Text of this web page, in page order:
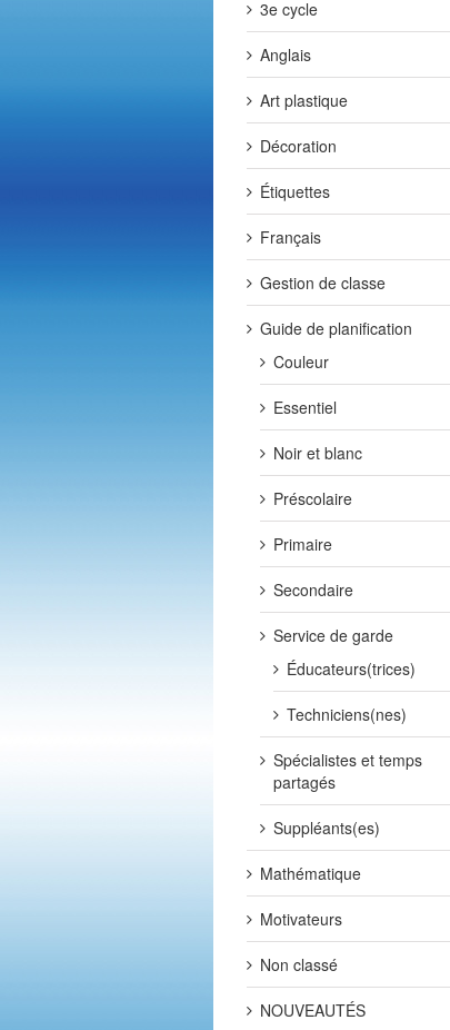
3e cycle
Anglais
Art plastique
Décoration
Étiquettes
Français
Gestion de classe
Guide de planification
Couleur
Essentiel
Noir et blanc
Préscolaire
Primaire
Secondaire
Service de garde
Éducateurs(trices)
Techniciens(nes)
Spécialistes et temps
partagés
Suppléants(es)
Mathématique
Motivateurs
Non classé
NOUVEAUTÉS